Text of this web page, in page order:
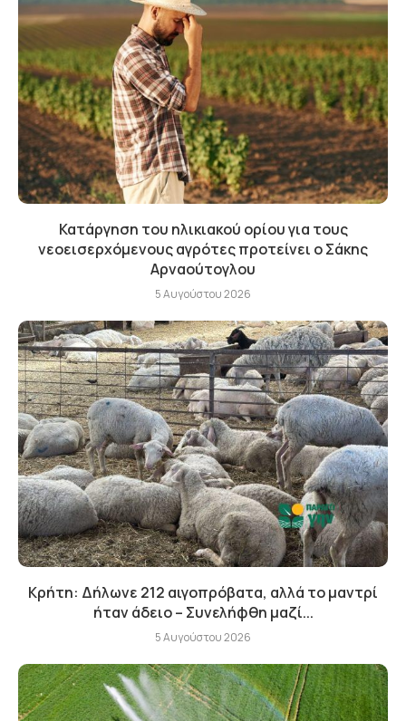
Κατάργηση του ηλικιακού ορίου για τους
νεοεισερχόμενους αγρότες προτείνει ο Σάκης
Αρναούτογλου
5 Αυγούστου 2026
Κρήτη: Δήλωνε 212 αιγοπρόβατα, αλλά το μαντρί
ήταν άδειο – Συνελήφθη μαζί...
5 Αυγούστου 2026